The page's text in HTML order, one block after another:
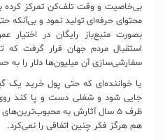
بی‌خاصیت و وقت تلف‌کن تمرکز
محتوای حرفه‌ای تولید نمود و بی‌‌آنکه
بصورت منبع‌باز رایگان در اختیار
استقبال مردم جهان قرار گرفت که
سفارشی‌سازی آن میلیون‌ها دلار را به
یا خواننده‌ای که حتی پول خرید یک
جایی شود و شغلی دست و پا کند
ظرف ۵ سال آثارش به
هم هرگز فکر چنین اتفاقی را نمی‌کرد.